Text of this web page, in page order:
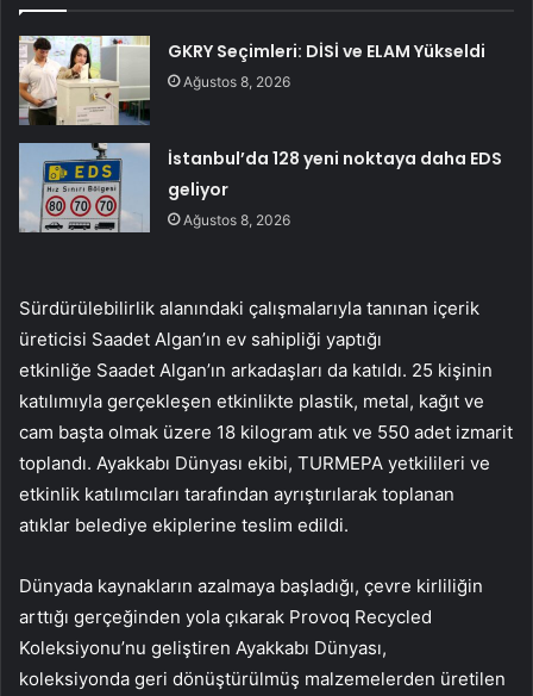
GKRY Seçimleri: DİSİ ve ELAM Yükseldi
Ağustos 8, 2026
İstanbul’da 128 yeni noktaya daha EDS
geliyor
Ağustos 8, 2026
Sürdürülebilirlik alanındaki çalışmalarıyla tanınan içerik
üreticisi Saadet Algan’ın ev sahipliği yaptığı
etkinliğe Saadet Algan’ın arkadaşları da katıldı. 25 kişinin
katılımıyla gerçekleşen etkinlikte plastik, metal, kağıt ve
cam başta olmak üzere 18 kilogram atık ve 550 adet izmarit
toplandı. Ayakkabı Dünyası ekibi, TURMEPA yetkilileri ve
etkinlik katılımcıları tarafından ayrıştırılarak toplanan
atıklar belediye ekiplerine teslim edildi.
Dünyada kaynakların azalmaya başladığı, çevre kirliliğin
arttığı gerçeğinden yola çıkarak Provoq Recycled
Koleksiyonu’nu geliştiren Ayakkabı Dünyası,
koleksiyonda geri dönüştürülmüş malzemelerden üretilen